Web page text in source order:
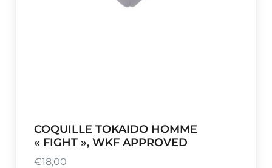
COQUILLE TOKAIDO HOMME
« FIGHT », WKF APPROVED
€18,00